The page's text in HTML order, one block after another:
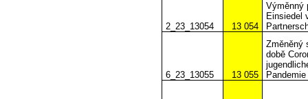
2_23_13054 13 054
Výměnný
Einsiedel
6_23_13055 13 055
Změněný
době
Pandemie